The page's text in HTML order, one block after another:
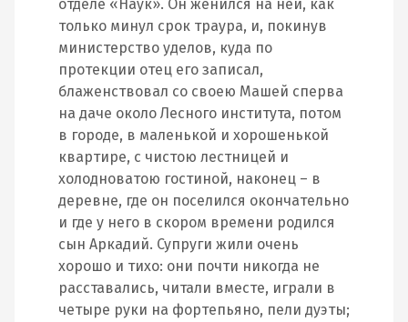
отделе «Наук». Он женился на ней, как
только минул срок траура, и, покинув
министерство уделов, куда по
протекции отец его записал,
блаженствовал со своею Машей сперва
на даче около Лесного института, потом
в городе, в маленькой и хорошенькой
квартире, с чистою лестницей и
холодноватою гостиной, наконец – в
деревне, где он поселился окончательно
и где у него в скором времени родился
сын Аркадий. Супруги жили очень
хорошо и тихо: они почти никогда не
расставались, читали вместе, играли в
четыре руки на фортепьяно, пели дуэты;